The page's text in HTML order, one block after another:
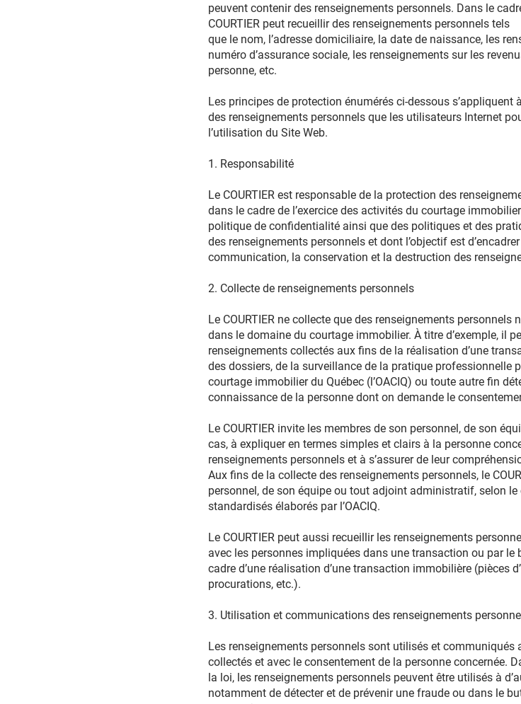
peuvent contenir des renseignements personnels. Dans le
COURTIER peut recueillir des renseignements personnels tels
que le nom, l’adresse domiciliaire, la date de naissance, les
numéro d’assurance sociale, les renseignements sur les
personne, etc.
Les principes de protection énumérés ci-dessous
des renseignements personnels que les utilisateurs Internet
l’utilisation du Site Web.
1. Responsabilité
Le COURTIER est responsable de la protection des
dans le cadre de l’exercice des activités du courtage
politique de confidentialité ainsi que des politiques et des
des renseignements personnels et dont l’objectif est
communication, la conservation et la destruction des
2. Collecte de renseignements personnels
Le COURTIER ne collecte que des renseignements personnels
dans le domaine du courtage immobilier. À titre d’exemple, il
renseignements collectés aux fins de la réalisation d’une
des dossiers, de la surveillance de la pratique professionnelle
courtage immobilier du Québec (l’OACIQ) ou toute autre fin
connaissance de la personne dont on demande le
Le COURTIER invite les membres de son personnel, de son
cas, à expliquer en termes simples et clairs à la personne
renseignements personnels et à s’assurer de leur
Aux fins de la collecte des renseignements personnels, le
personnel, de son équipe ou tout adjoint administratif, selon
standardisés élaborés par l’OACIQ.
Le COURTIER peut aussi recueillir les renseignements
avec les personnes impliquées dans une transaction ou par
cadre d’une réalisation d’une transaction immobilière (pièces
procurations, etc.).
3. Utilisation et communications des renseignements
Les renseignements personnels sont utilisés et communiqués
collectés et avec le consentement de la personne concernée.
la loi, les renseignements personnels peuvent être utilisés à
notamment de détecter et de prévenir une fraude ou dans le